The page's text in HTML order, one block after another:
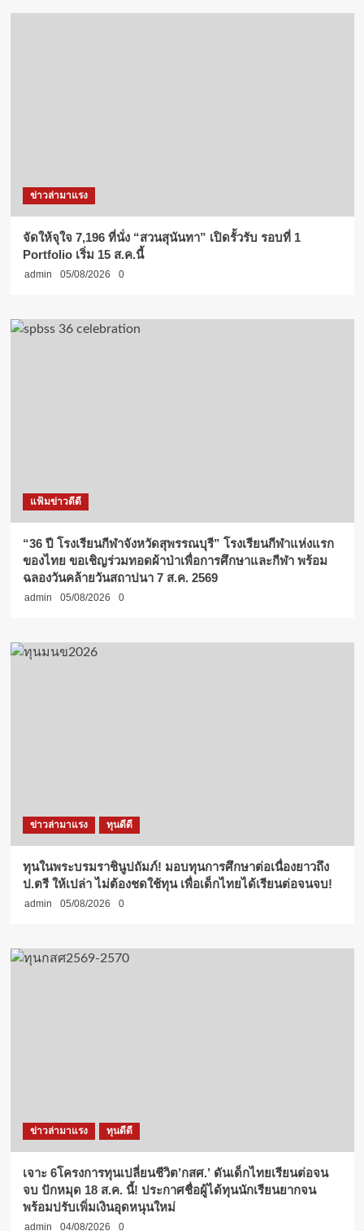
ข่าวล่ามาแรง
จัดให้จุใจ 7,196 ที่นั่ง “สวนสุนันทา” เปิดรั้วรับ รอบที่ 1
Portfolio เริ่ม 15 ส.ค.นี้
admin 05/08/2026 0
แฟ้มข่าวดีดี
“36 ปี โรงเรียนกีฬาจังหวัดสุพรรณบุรี” โรงเรียนกีฬาแห่งแรก
ของไทย ขอเชิญร่วมทอดผ้าป่าเพื่อการศึกษาและกีฬา พร้อม
ฉลองวันคล้ายวันสถาปนา 7 ส.ค. 2569
admin 05/08/2026 0
ข่าวล่ามาแรง ทุนดีดี
ทุนในพระบรมราชินูปถัมภ์! มอบทุนการศึกษาต่อเนื่องยาวถึง
ป.ตรี ให้เปล่า ไม่ต้องชดใช้ทุน เพื่อเด็กไทยได้เรียนต่อจนจบ!
admin 05/08/2026 0
ข่าวล่ามาแรง ทุนดีดี
เจาะ 6โครงการทุนเปลี่ยนชีวิต’กสศ.’ ดันเด็กไทยเรียนต่อจน
จบ ปักหมุด 18 ส.ค. นี้! ประกาศชื่อผู้ได้ทุนนักเรียนยากจน
พร้อมปรับเพิ่มเงินอุดหนุนใหม่
admin 04/08/2026 0